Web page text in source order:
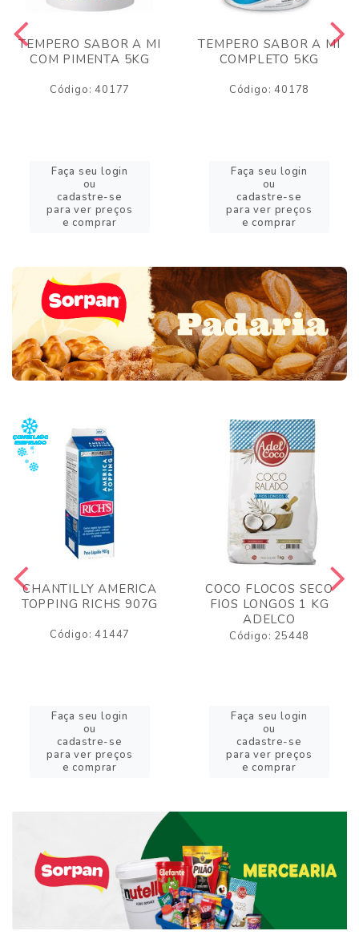
TEMPERO SABOR A MI
COM PIMENTA 5KG
Código: 40177
Faça seu login
ou
cadastre-se
para ver preços
e comprar
TEMPERO SABOR A MI
COMPLETO 5KG
Código: 40178
Faça seu login
ou
cadastre-se
para ver preços
e comprar
CHANTILLY AMERICA
TOPPING RICHS 907G
Código: 41447
Faça seu login
ou
cadastre-se
para ver preços
e comprar
COCO FLOCOS SECO
FIOS LONGOS 1 KG
ADELCO
Código: 25448
Faça seu login
ou
cadastre-se
para ver preços
e comprar